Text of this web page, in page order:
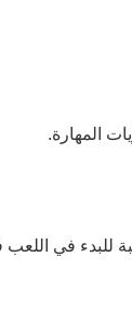
المهارة.
للبدء في اللعب